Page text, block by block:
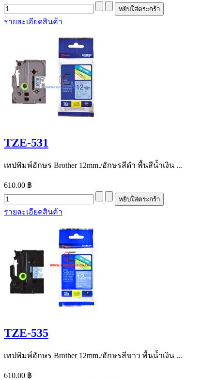
รายละเอียดสินค้า
TZE-531
เทปพิมพ์อักษร Brother 12mm./อักษรสีดำ พื้นสีน้ำเงิน ...
610.00 ฿
รายละเอียดสินค้า
TZE-535
เทปพิมพ์อักษร Brother 12mm./อักษรสีขาว พื้นน้ำเงิน ...
610.00 ฿